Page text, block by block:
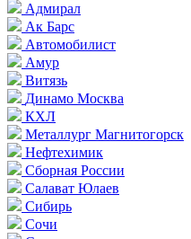
Адмирал
Ак Барс
Автомобилист
Амур
Витязь
Динамо Москва
КХЛ
Металлург Магнитогорск
Нефтехимик
Сборная России
Салават Юлаев
Сибирь
Сочи